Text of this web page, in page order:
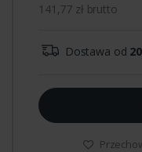
141,77 zł brutto
Dostawa od